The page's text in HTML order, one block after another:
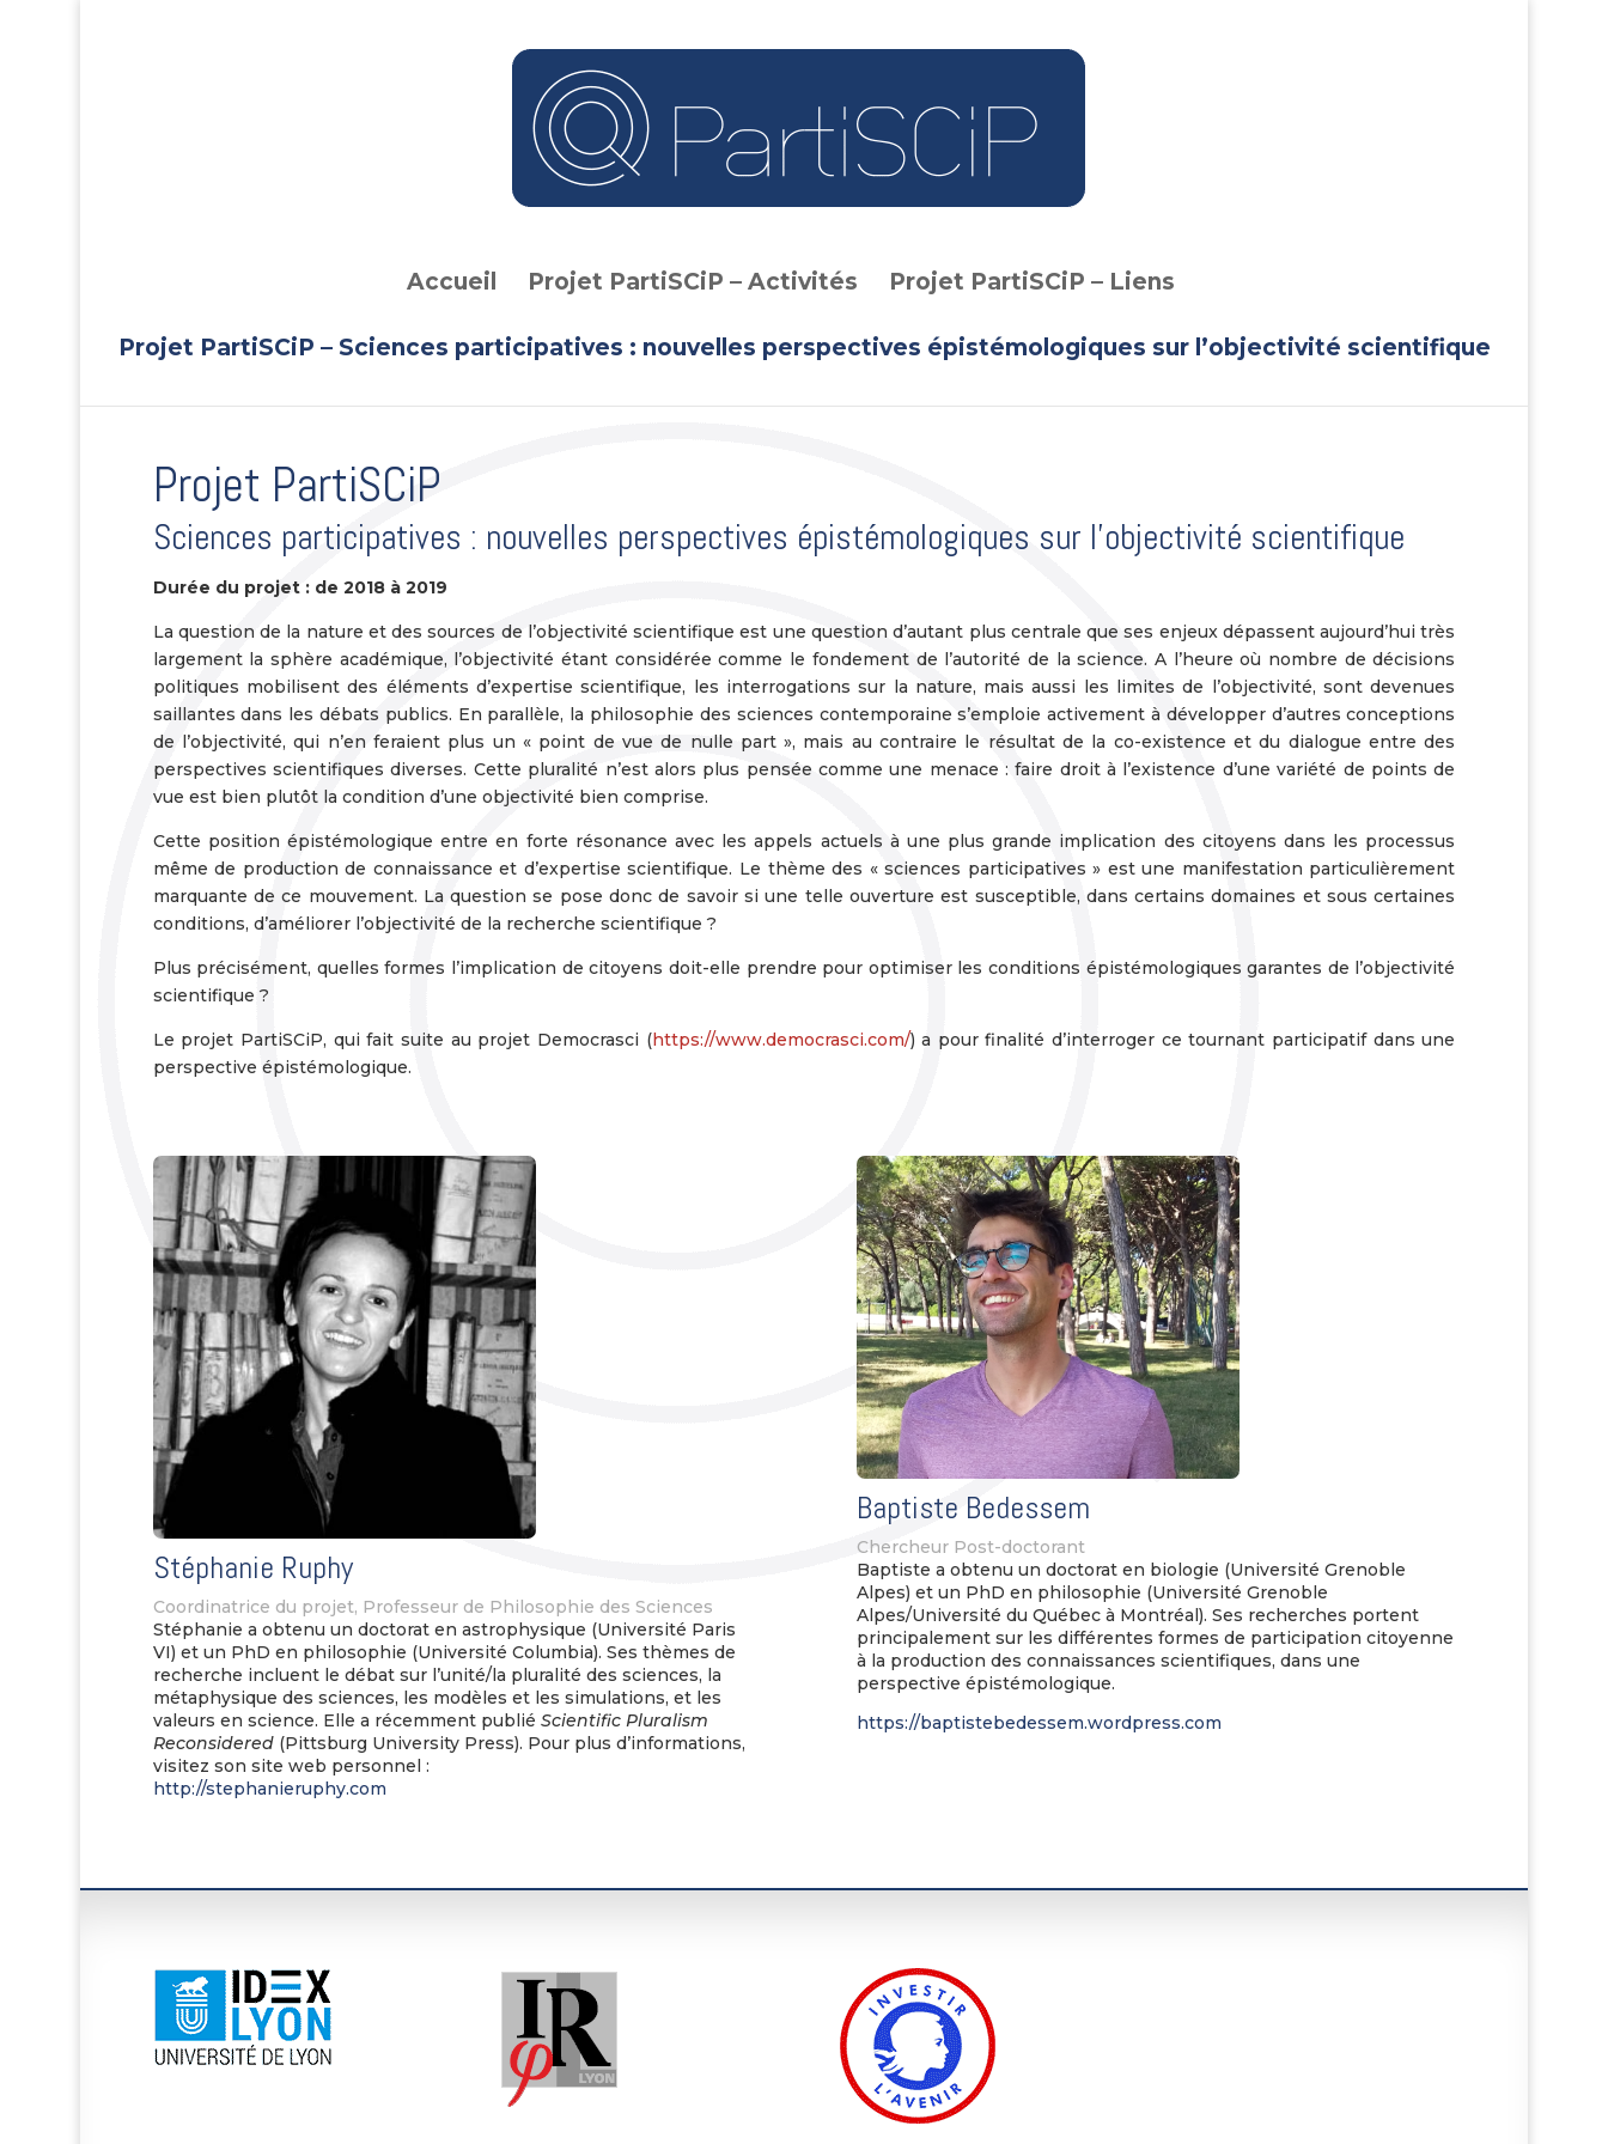
Accueil Projet PartiSCiP – Activités Projet PartiSCiP – Liens
Projet PartiSCiP – Sciences participatives : nouvelles perspectives épistémologiques sur l’objectivité scientifique
Projet PartiSCiP
Sciences participatives : nouvelles perspectives épistémologiques sur l’objectivité scientifique
Durée du projet : de 2018 à 2019
La question de la nature et des sources de l’objectivité scientifique est une question d’autant plus centrale que ses enjeux dépassent aujourd’hui très
largement la sphère académique, l’objectivité étant considérée comme le fondement de l’autorité de la science. A l’heure où nombre de décisions
politiques mobilisent des éléments d’expertise scientifique, les interrogations sur la nature, mais aussi les limites de l’objectivité, sont devenues
saillantes dans les débats publics. En parallèle, la philosophie des sciences contemporaine s’emploie activement à développer d’autres conceptions
de l’objectivité, qui n’en feraient plus un « point de vue de nulle part », mais au contraire le résultat de la co-existence et du dialogue entre des
perspectives scientifiques diverses. Cette pluralité n’est alors plus pensée comme une menace : faire droit à l’existence d’une variété de points de
vue est bien plutôt la condition d’une objectivité bien comprise.
Cette position épistémologique entre en forte résonance avec les appels actuels à une plus grande implication des citoyens dans les processus
même de production de connaissance et d’expertise scientifique. Le thème des « sciences participatives » est une manifestation particulièrement
marquante de ce mouvement. La question se pose donc de savoir si une telle ouverture est susceptible, dans certains domaines et sous certaines
conditions, d’améliorer l’objectivité de la recherche scientifique ?
Plus précisément, quelles formes l’implication de citoyens doit-elle prendre pour optimiser les conditions épistémologiques garantes de l’objectivité
scientifique ?
Le projet PartiSCiP, qui fait suite au projet Democrasci (https://www.democrasci.com/) a pour finalité d’interroger ce tournant participatif dans une
perspective épistémologique.
Stéphanie Ruphy
Coordinatrice du projet, Professeur de Philosophie des Sciences
Stéphanie a obtenu un doctorat en astrophysique (Université Paris
VI) et un PhD en philosophie (Université Columbia). Ses thèmes de
recherche incluent le débat sur l’unité/la pluralité des sciences, la
métaphysique des sciences, les modèles et les simulations, et les
valeurs en science. Elle a récemment publié Scientific Pluralism
Reconsidered(Pittsburg University Press). Pour plus d’informations,
visitez son site web personnel :
http://stephanieruphy.com
Baptiste Bedessem
Chercheur Post-doctorant
Baptiste a obtenu un doctorat en biologie (Université Grenoble
Alpes) et un PhD en philosophie (Université Grenoble
Alpes/Université du Québec à Montréal). Ses recherches portent
principalement sur les différentes formes de participation citoyenne
à la production des connaissances scientifiques, dans une
perspective épistémologique.
https://baptistebedessem.wordpress.com